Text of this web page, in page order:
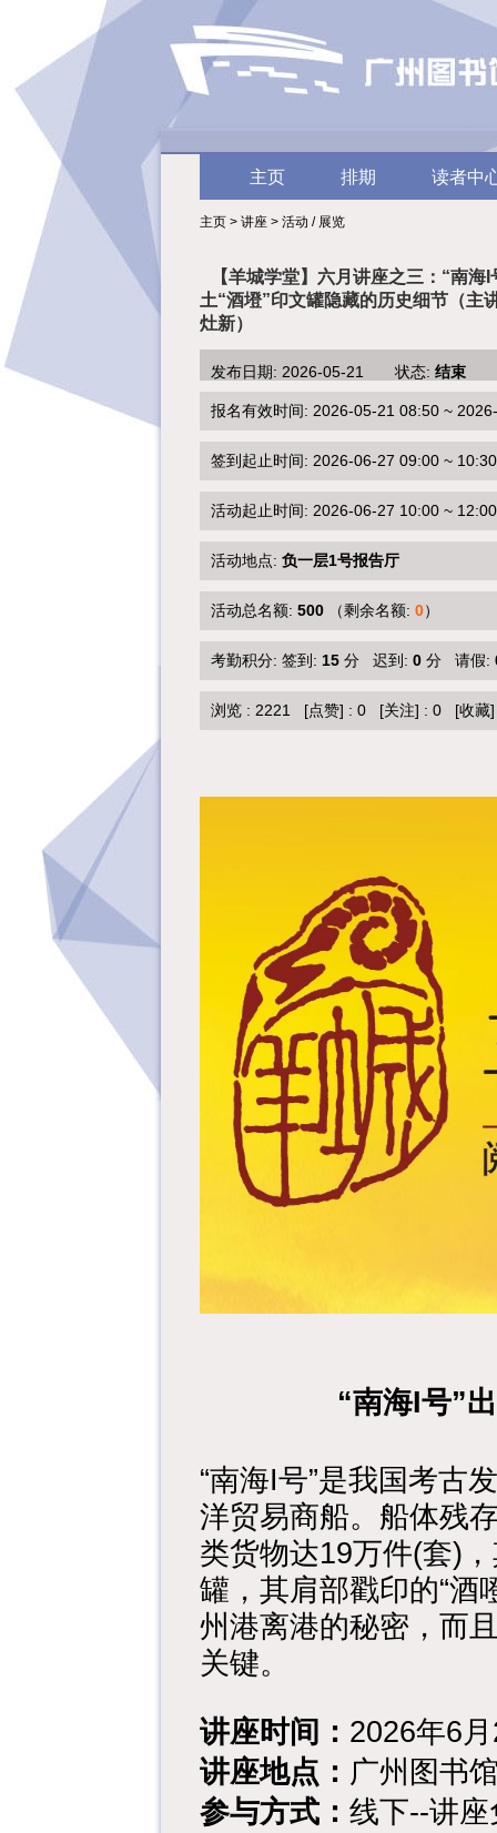
主页 排期 读者中
主页 > 讲座 > 活动 / 展览
【羊城学堂】六月讲座之三：“南海I
土“酒墱”印文罐隐藏的历史细节（主
灶新）
发布日期: 2026-05-21 状态: 结束
报名有效时间: 2026-05-21 08:50 ~
签到起止时间: 2026-06-27 09:00 ~ 10:30
活动起止时间: 2026-06-27 10:00 ~ 12:00
活动地点: 负一层1号报告厅
活动总名额: 500 （剩余名额: 0）
考勤积分: 签到: 15 分 迟到: 0 分 请假:
浏览 : 2221 [点赞] : 0 [关注] : 0 [收藏]
“南海I号”
“南海I号”是我国考古
洋贸易商船。船体残
类货物达19万件(套)
罐，其肩部戳印的“酒
州港离港的秘密，而
关键。
讲座时间： 2026年6
讲座地点： 广州图书
参与方式： 线下--讲